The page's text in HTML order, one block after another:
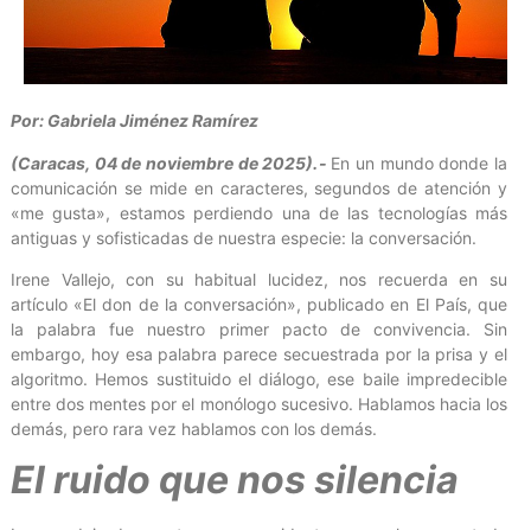
Por: Gabriela Jiménez Ramírez
(Caracas, 04 de noviembre de 2025).- En un mundo donde la
comunicación se mide en caracteres, segundos de atención y
«me gusta», estamos perdiendo una de las tecnologías más
antiguas y sofisticadas de nuestra especie: la conversación.
Irene Vallejo, con su habitual lucidez, nos recuerda en su
artículo «El don de la conversación», publicado en El País, que
la palabra fue nuestro primer pacto de convivencia. Sin
embargo, hoy esa palabra parece secuestrada por la prisa y el
algoritmo. Hemos sustituido el diálogo, ese baile impredecible
entre dos mentes por el monólogo sucesivo. Hablamos hacia los
demás, pero rara vez hablamos con los demás.
El ruido que nos silencia